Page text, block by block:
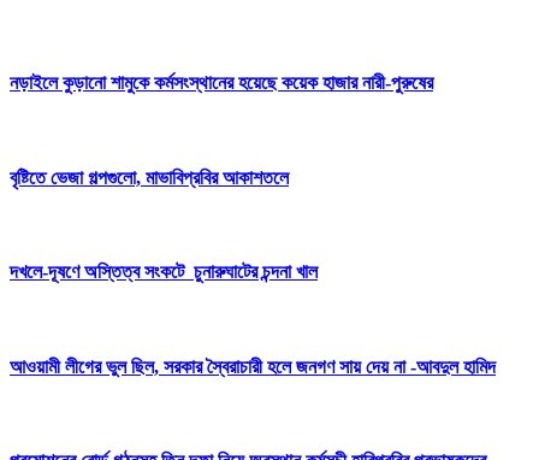
নড়াইলে কুড়ানো শামুকে কর্মসংস্থানের হয়েছে কয়েক হাজার নারী-পুরুষের
বৃষ্টিতে ভেজা গল্পগুলো, মাভাবিপ্রবির আকাশতলে
দখলে-দূষণে অস্তিত্ব সংকটে চুনারুঘাটের চন্দনা খাল
আওয়ামী লীগের ভুল ছিল, সরকার স্বৈরাচারী হলে জনগণ সায় দেয় না -আবদুল হামিদ